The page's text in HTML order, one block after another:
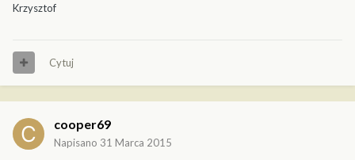
Krzysztof
Cytuj
cooper69
Napisano 31 Marca 2015